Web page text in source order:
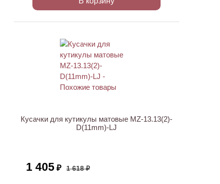
Кусачки для кутикулы матовые MZ-13.13(2)-
D(11mm)-LJ
1 405 ₽ 1 618 ₽